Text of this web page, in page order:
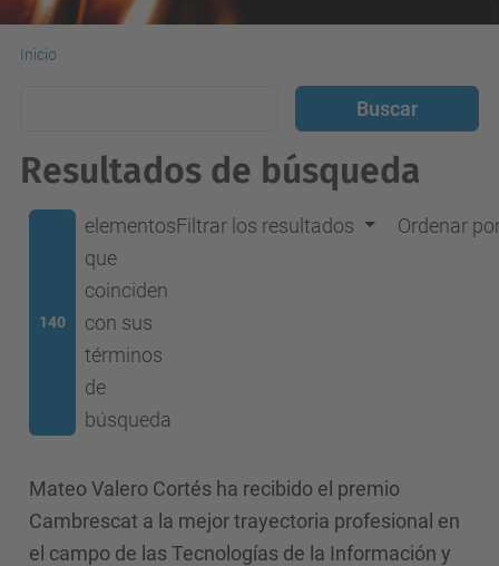
Inicio
Resultados de búsqueda
140
elementos
que
coinciden
con sus
términos
de
búsqueda
Filtrar los resultados Ordenar
Mateo Valero Cortés ha recibido el premio
Cambrescat a la mejor trayectoria profesional en
el campo de las Tecnologías de la Información y